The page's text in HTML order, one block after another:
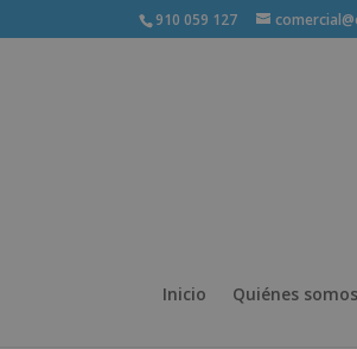
910 059 127
Inicio Quiénes somos